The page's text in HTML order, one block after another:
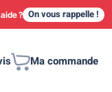
? On vous rappelle !
Ma commande